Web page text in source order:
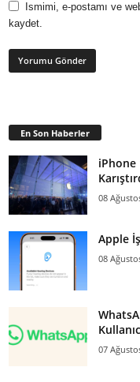
Ismimi, e-postamı ve
kaydet.
En Son Haberler
iPhone
08
Apple
08
07